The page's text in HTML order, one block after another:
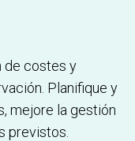
de costes y
Planifique y
mejore la gestión
previstos.